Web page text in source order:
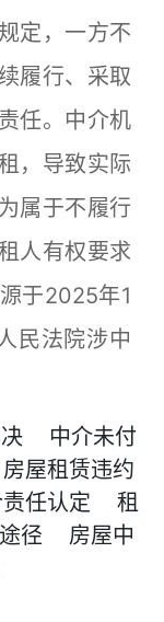
定，一方不
履行、采取
任。中介机
，导致实际
属于不履行
人有权要求
于2025年1
民法院涉中
中介未付
房屋租赁违约
任认定
租
径
房屋中